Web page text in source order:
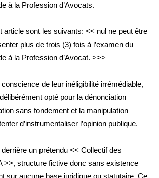
à la Profession d’Avocats.
article sont les suivants: << nul ne peut être
plus de trois (3) fois à l’examen du
à la Profession d’Avocat. >>>
de leur inéligibilité irrémédiable,
opté pour la dénonciation
sans fondement et la manipulation
d’instrumentaliser l’opinion publique.
un prétendu << Collectif des
>>, structure fictive donc sans existence
sur aucune base juridique ou statutaire. Ce